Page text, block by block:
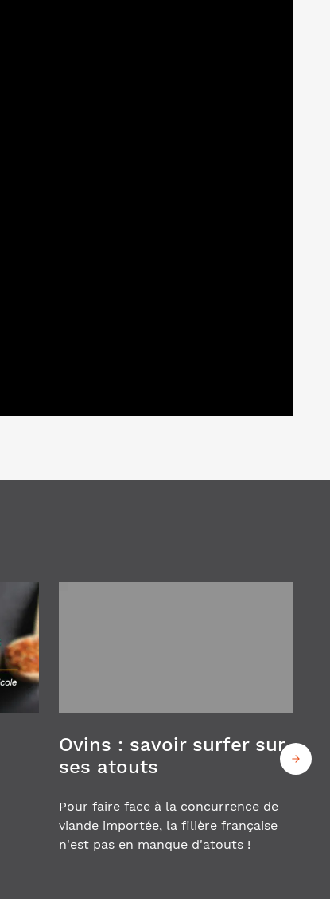
Ovins : savoir surfer sur
ses atouts
Pour faire face à la concurrence de
viande importée, la filière française
n'est pas en manque d'atouts !